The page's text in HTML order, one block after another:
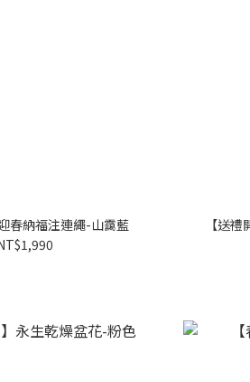
春納福注連繩-山靄藍
【送